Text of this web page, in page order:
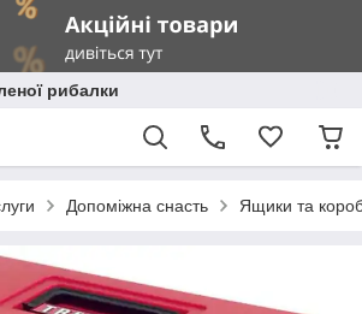
рибалки
Допоміжна снасть Ящики та